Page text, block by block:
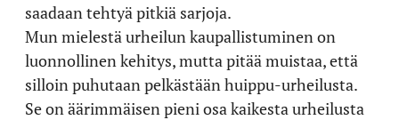
saadaan tehtyä pitkiä sarjoja.
Mun mielestä urheilun kaupallistuminen on
luonnollinen kehitys, mutta pitää muistaa, että
silloin puhutaan pelkästään huippu-urheilusta.
Se on äärimmäisen pieni osa kaikesta urheilusta